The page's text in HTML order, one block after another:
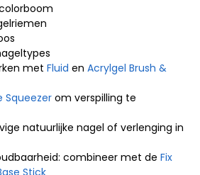
met Fluid en Acrylgel Brush &
Squeezer om verspilling te
natuurlijke nagel of verlenging in
combineer met de Fix
Stick